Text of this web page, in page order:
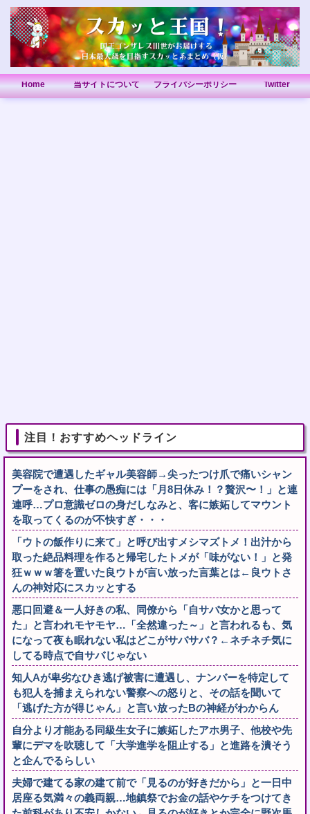
Home 当サイトについて プライバシーポリシー Twitter
注目！おすすめヘッドライン
美容院で遭遇したギャル美容師→尖ったつけ爪で痛いシャン
プーをされ、仕事の愚痴には「月8日休み！？贅沢〜！」と連
連呼…プロ意識ゼロの身だしなみと、客に嫉妬してマウント
を取ってくるのが不快すぎ・・・
「ウトの飯作りに来て」と呼び出すメシマズトメ！出汁から
取った絶品料理を作ると帰宅したトメが「味がない！」と発
狂ｗｗｗ箸を置いた良ウトが言い放った言葉とは←良ウトさ
んの神対応にスカッとする
悪口回避＆一人好きの私、同僚から「自サバ女かと思って
た」と言われモヤモヤ…「全然違った～」と言われるも、気
になって夜も眠れない私はどこがサバサバ？←ネチネチ気に
してる時点で自サバじゃない
知人Aが卑劣なひき逃げ被害に遭遇し、ナンバーを特定して
も犯人を捕まえられない警察への怒りと、その話を聞いて
「逃げた方が得じゃん」と言い放ったBの神経がわからん
自分より才能ある同級生女子に嫉妬したアホ男子、他校や先
輩にデマを吹聴して「大学進学を阻止する」と進路を潰そう
と企んでるらしい
夫婦で建てる家の建て前で「見るのが好きだから」と一日中
居座る気満々の義両親…地鎮祭でお金の話やケチをつけてき